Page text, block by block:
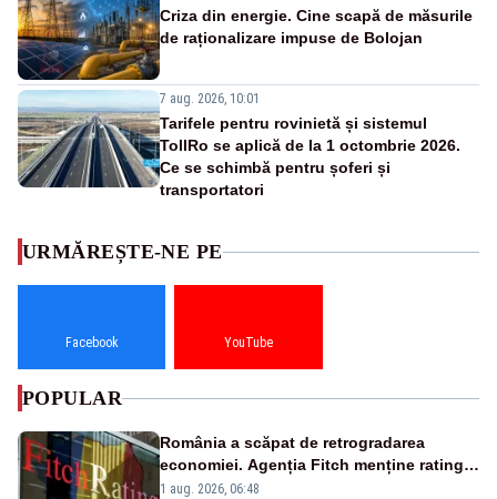
Criza din energie. Cine scapă de măsurile
de raționalizare impuse de Bolojan
7 aug. 2026, 10:01
Tarifele pentru rovinietă și sistemul
TollRo se aplică de la 1 octombrie 2026.
Ce se schimbă pentru șoferi și
transportatori
URMĂREȘTE-NE PE
Facebook YouTube
POPULAR
România a scăpat de retrogradarea
economiei. Agenția Fitch menține ratingul
„BBB-” cu perspectivă negativă
1 aug. 2026, 06:48